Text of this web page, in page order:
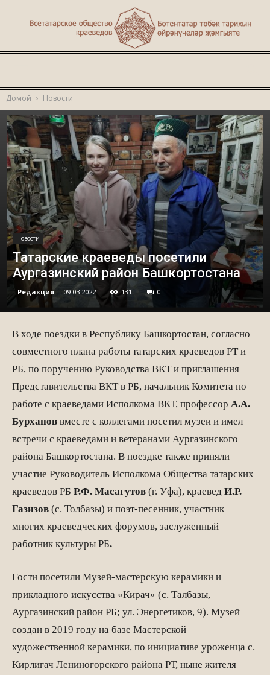
җир
Домой Новости
Новости
Татарские краеведы посетили
Аургазинский район Башкортостана
Редакция - 09.03.2022 131 0
В ходе поездки в Республику Башкортостан, согласно
совместного плана работы татарских краеведов РТ и
РБ, по поручению Руководства ВКТ и приглашения
Представительства ВКТ в РБ, начальник Комитета по
работе с краеведами Исполкома ВКТ, профессор А.А.
Бурханов вместе с коллегами посетил музеи и имел
встречи с краеведами и ветеранами Аургазинского
района Башкортостана. В поездке также приняли
участие Руководитель Исполкома Общества татарских
краеведов РБ Р.Ф. Масагутов (г. Уфа), краевед И.Р.
Газизов (с. Толбазы) и поэт-песенник, участник
многих краеведческих форумов, заслуженный
работник культуры РБ.
Гости посетили Музей-мастерскую керамики и
прикладного искусства «Кирач» (с. Талбазы,
Аургазинский район РБ; ул. Энергетиков, 9). Музей
создан в 2019 году на базе Мастерской
художественной керамики, по инициативе уроженца с.
Кирлигач Лениногорского района РТ, ныне жителя